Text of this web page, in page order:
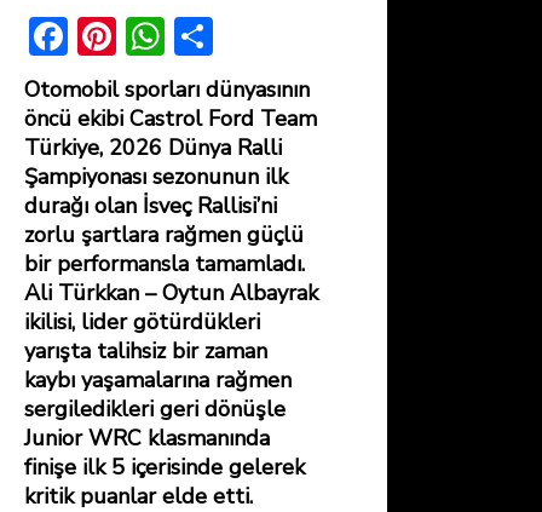
F
ac
e
b
o
ok
Pi
nt
er
e
st
W
h
at
s
A
p
p
h
ar
e
Otomobil sporları dünyasının
öncü ekibi Castrol Ford Team
Türkiye, 2026 Dünya Ralli
Şampiyonası sezonunun ilk
durağı olan İsveç Rallisi’ni
zorlu şartlara rağmen güçlü
bir performansla tamamladı.
Ali Türkkan – Oytun Albayrak
ikilisi, lider götürdükleri
yarışta talihsiz bir zaman
kaybı yaşamalarına rağmen
sergiledikleri geri dönüşle
Junior WRC klasmanında
finişe ilk 5 içerisinde gelerek
kritik puanlar elde etti.